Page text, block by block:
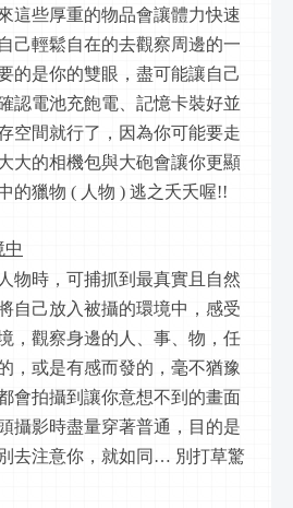
這些厚重的物品會讓體力快速
己輕鬆自在的去觀察周邊的一
的是你的雙眼，盡可能讓自己
認電池充飽電、記憶卡裝好並
空間就行了，因為你可能要走
大的相機包與大砲會讓你更顯
的獵物 ( 人物 ) 逃之夭夭喔!!
中
物時，可捕抓到最真實且自然
自己放入被攝的環境中，感受
，觀察身邊的人、事、物，任
，或是有感而發的，毫不猶豫
會拍攝到讓你意想不到的畫面
攝影時盡量穿著普通，目的是
去注意你，就如同… 別打草驚